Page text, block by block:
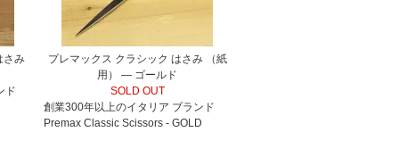
さみ
ド
プレマックス クラシック はさみ （紙
用） ― ゴールド
SOLD OUT
創業300年以上のイタリア ブランド
Premax Classic Scissors - GOLD